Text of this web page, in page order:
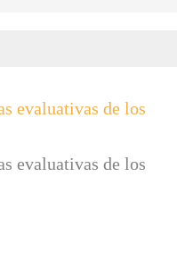
evaluativas de los
evaluativas de los